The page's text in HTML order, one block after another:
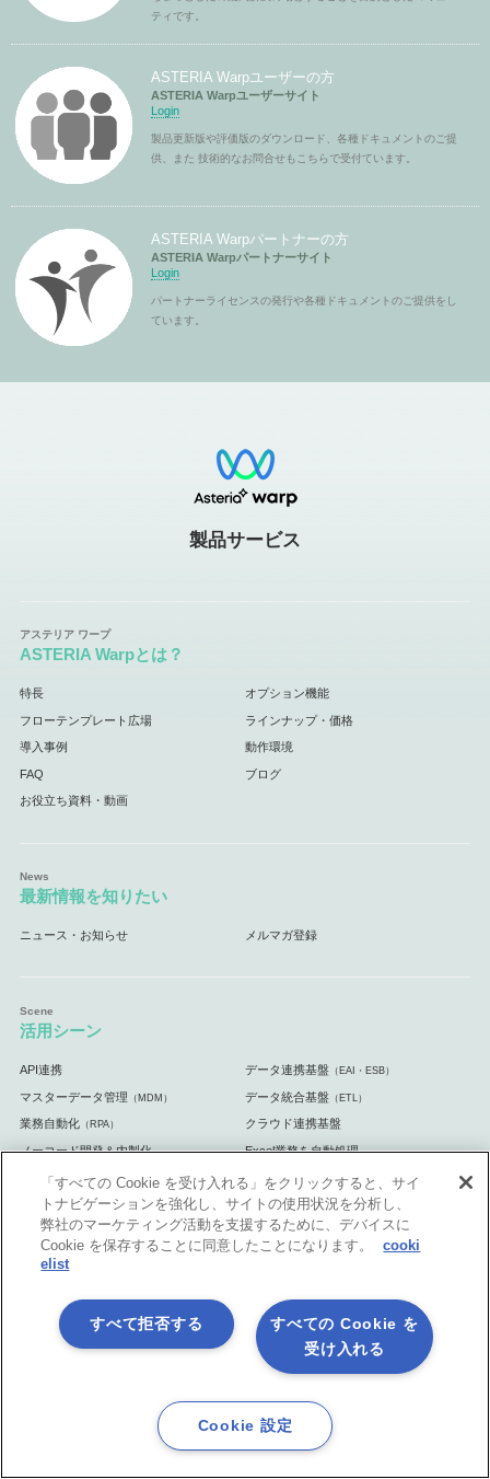
ティです。
ASTERIA Warpユーザーの方
ASTERIA Warpユーザーサイト
Login
製品更新版や評価版のダウンロード、各種ドキュメントのご提
供、また 技術的なお問合せもこちらで受付ています。
ASTERIA Warpパートナーの方
ASTERIA Warpパートナーサイト
Login
パートナーライセンスの発行や各種ドキュメントのご提供をし
ています。
製品サービス
ASTERIA Warpとは？
特長 オプション機能
フローテンプレート広場 ラインナップ・価格
導入事例 動作環境
FAQ ブログ
お役立ち資料・動画
最新情報を知りたい
ニュース・お知らせ メルマガ登録
活用シーン
API連携 データ連携基盤 （EAI・ESB）
マスターデータ管理 （MDM） データ統合基盤 （ETL）
業務自動化（RPA） クラウド連携基盤
ノーコード開発＆内製化 Excel業務を自動処理
マーケティング業務を自動化 自治体・官公庁向け
体験してみよう
無料体験版 手ぶら de 体験 5日間 （クラウド版）
じっくり 体験 30日間 ASTERIA Warp体験セミナー
「すべての Cookie を受け入れる」をクリックすると、サイ
トナビゲーションを強化し、サイトの使用状況を分析し、
弊社のマーケティング活動を支援するために、デバイスに
Cookie を保存することに同意したことになります。
cooki
elist
すべての Cookie を
受け入れる
すべて拒否する
Cookie 設定